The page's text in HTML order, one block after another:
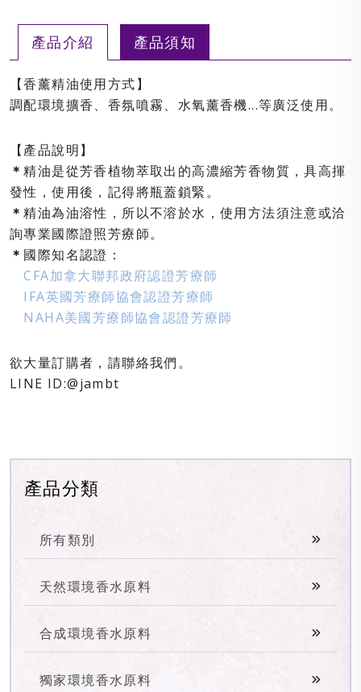
產品分類
所有類別
天然環境香水原料
合成環境香水原料
獨家環境香水原料
產品介紹 產品須知
【香薰精油使用方式】
調配環境擴香、香氛噴霧、水氧薰香機...等廣泛使用。
【產品說明】
＊精油是從芳香植物萃取出的高濃縮芳香物質，具高揮
發性，使用後，記得將瓶蓋鎖緊。
＊精油為油溶性，所以不溶於水，使用方法須注意或洽
詢專業國際證照芳療師。
＊ 國際知名認證：
CFA加拿大聯邦政府認證芳療師
IFA英國芳療師協會認證芳療師
NAHA美國芳療師協會認證芳療師
欲大量訂購者，請聯絡我們。
LINE ID:@jambt